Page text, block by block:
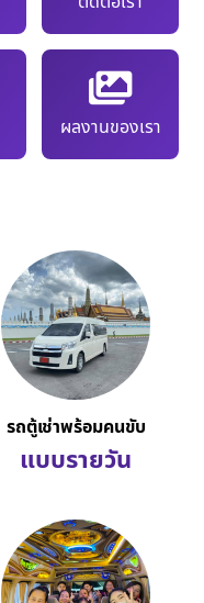
ผลงานของเรา
รถตู้เช่าพร้อมคนขับ
แบบรายวัน